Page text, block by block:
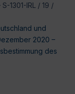
1301-IRL / 19 /
und
2020 –
des